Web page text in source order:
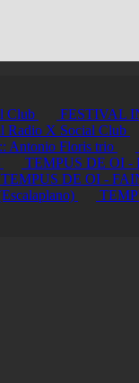
Club
FESTIVAL
Radio X Social Club
Antonio Floris trio
TEMPUS DE OI -
TEMPUS DE OI -